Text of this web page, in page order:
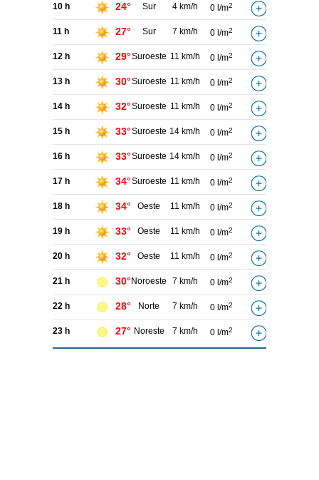
10 h 24° Sur 4 km/h 0 l/m2
11 h 27° Sur 7 km/h 0 l/m2
12 h 29°Suroeste 11 km/h 0 l/m2
13 h 30°Suroeste 11 km/h 0 l/m2
14 h 32°Suroeste 11 km/h 0 l/m2
15 h 33°Suroeste 14 km/h 0 l/m2
16 h 33°Suroeste 14 km/h 0 l/m2
17 h 34°Suroeste 11 km/h 0 l/m2
18 h 34° Oeste 11 km/h 0 l/m2
19 h 33° Oeste 11 km/h 0 l/m2
20 h 32° Oeste 11 km/h 0 l/m2
21 h 30° Noroeste 7 km/h 0 l/m2
22 h 28° Norte 7 km/h 0 l/m2
23 h 27° Noreste 7 km/h 0 l/m2